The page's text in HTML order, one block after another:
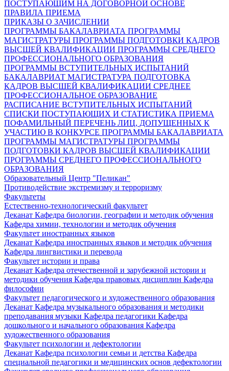
ПОСТУПАЮЩИМ НА ДОГОВОРНОЙ ОСНОВЕ
ПРАВИЛА ПРИЕМА
ПРИКАЗЫ О ЗАЧИСЛЕНИИ
ПРОГРАММЫ БАКАЛАВРИАТА ПРОГРАММЫ
МАГИСТРАТУРЫ ПРОГРАММЫ ПОДГОТОВКИ КАДРОВ
ВЫСШЕЙ КВАЛИФИКАЦИИ ПРОГРАММЫ СРЕДНЕГО
ПРОФЕССИОНАЛЬНОГО ОБРАЗОВАНИЯ
ПРОГРАММЫ ВСТУПИТЕЛЬНЫХ ИСПЫТАНИЙ
БАКАЛАВРИАТ МАГИСТРАТУРА ПОДГОТОВКА
КАДРОВ ВЫСШЕЙ КВАЛИФИКАЦИИ СРЕДНЕЕ
ПРОФЕССИОНАЛЬНОЕ ОБРАЗОВАНИЕ
РАСПИСАНИЕ ВСТУПИТЕЛЬНЫХ ИСПЫТАНИЙ
СПИСКИ ПОСТУПАЮЩИХ И СТАТИСТИКА ПРИЕМА
ПОФАМИЛЬНЫЙ ПЕРЕЧЕНЬ ЛИЦ, ДОПУЩЕННЫХ К
УЧАСТИЮ В КОНКУРСЕ ПРОГРАММЫ БАКАЛАВРИАТА
ПРОГРАММЫ МАГИСТРАТУРЫ ПРОГРАММЫ
ПОДГОТОВКИ КАДРОВ ВЫСШЕЙ КВАЛИФИКАЦИИ
ПРОГРАММЫ СРЕДНЕГО ПРОФЕССИОНАЛЬНОГО
ОБРАЗОВАНИЯ
Образовательный Центр "Пеликан"
Противодействие экстремизму и терроризму
Факультеты
Естественно-технологический факультет
Деканат Кафедра биологии, географии и методик обучения
Кафедра химии, технологии и методик обучения
Факультет иностранных языков
Деканат Кафедра иностранных языков и методик обучения
Кафедра лингвистики и перевода
Факультет истории и права
Деканат Кафедра отечественной и зарубежной истории и
методики обучения Кафедра правовых дисциплин Кафедра
философии
Факультет педагогического и художественного образования
Деканат Кафедра музыкального образования и методики
преподавания музыки Кафедра педагогики Кафедра
дошкольного и начального образования Кафедра
художественного образования
Факультет психологии и дефектологии
Деканат Кафедра психологии семьи и детства Кафедра
специальной педагогики и медицинских основ дефектологии